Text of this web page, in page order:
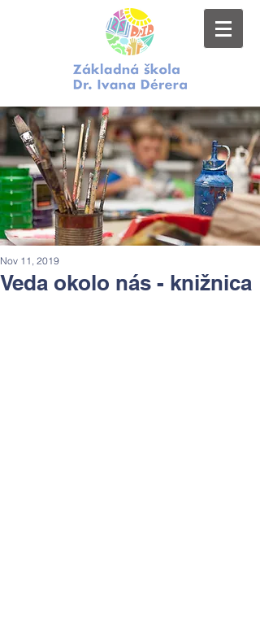
Veda okolo nás - knižnica
Nov 11, 2019